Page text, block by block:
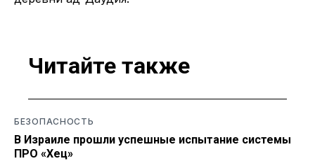
Читайте также
БЕЗОПАСНОСТЬ
В Израиле прошли успешные испытание системы
ПРО «Хец»